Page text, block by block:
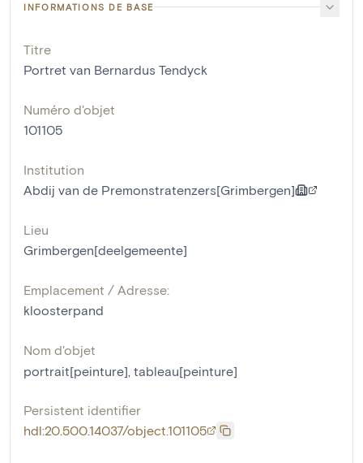
INFORMATIONS DE BASE
Titre
Portret van Bernardus Tendyck
Numéro d'objet
101105
Institution
Abdij van de Premonstratenzers[Grimbergen]
Lieu
Grimbergen[deelgemeente]
Emplacement / Adresse:
kloosterpand
Nom d'objet
portrait[peinture] tableau[peinture]
Persistent identifier
hdl:20.500.14037/object.101105